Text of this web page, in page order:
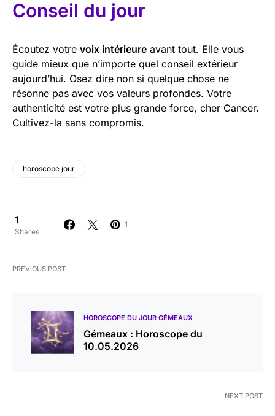
Conseil du jour
Écoutez votre voix intérieure avant tout. Elle vous
guide mieux que n’importe quel conseil extérieur
aujourd’hui. Osez dire non si quelque chose ne
résonne pas avec vos valeurs profondes. Votre
authenticité est votre plus grande force, cher Cancer.
Cultivez-la sans compromis.
horoscope jour
1
Shares
1
PREVIOUS POST
HOROSCOPE DU JOUR GÉMEAUX
Gémeaux : Horoscope du
10.05.2026
NEXT POST